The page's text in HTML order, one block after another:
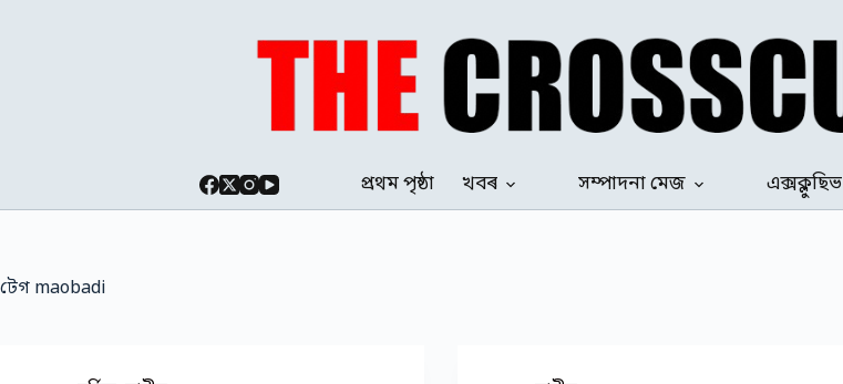
প্ৰথম পৃষ্ঠা খবৰ সম্পাদনা মেজ এক্সক্লুছিভ
টেগ maobadi